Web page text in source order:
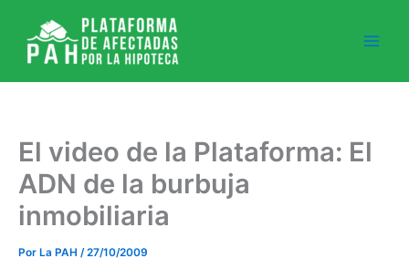
contenido
El video de la Plataforma: El
ADN de la burbuja
inmobiliaria
Por La PAH /27/10/2009